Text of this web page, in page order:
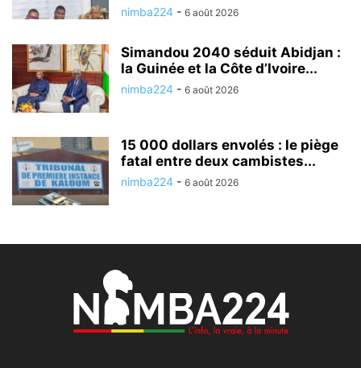
nimba224 - 6 août 2026
Simandou 2040 séduit Abidjan :
la Guinée et la Côte d’Ivoire...
nimba224 - 6 août 2026
15 000 dollars envolés : le piège
fatal entre deux cambistes...
nimba224 - 6 août 2026